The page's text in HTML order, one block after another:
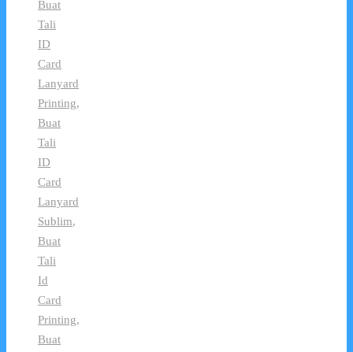
Buat
Tali
ID
Card
Lanyard
Printing,
Buat
Tali
ID
Card
Lanyard
Sublim,
Buat
Tali
Id
Card
Printing,
Buat